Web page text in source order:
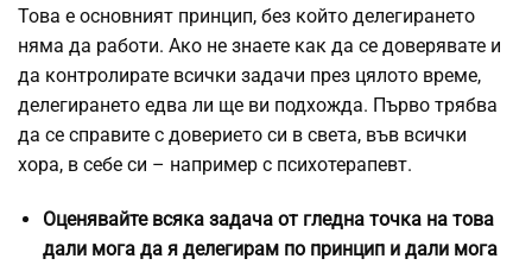
Това е основният принцип, без който делегирането
няма да работи. Ако не знаете как да се доверявате и
да контролирате всички задачи през цялото време,
делегирането едва ли ще ви подхожда. Първо трябва
да се справите с доверието си в света, във всички
хора, в себе си – например с психотерапевт.
Оценявайте всяка задача от гледна точка на това
дали мога да я делегирам по принцип и дали мога